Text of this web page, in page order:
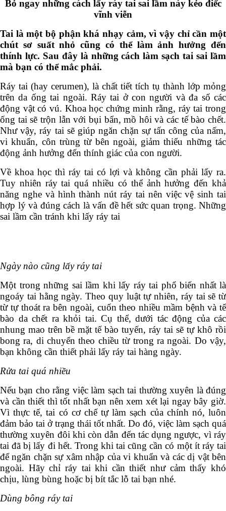
Bỏ ngay những cách lấy ráy tai sai lầm này kẻo điếc
vĩnh viễn
Tai là một bộ phận khá nhạy cảm, vì vậy chỉ cần một
chút sơ suất nhỏ cũng có thể làm ảnh hưởng đến
thính lực. Sau đây là những cách làm sạch tai sai lầm
mà bạn có thể mắc phải.
Ráy tai (hay cerumen), là chất tiết tích tụ thành lớp mỏng
trên da ống tai ngoài. Ráy tai ở con người và đa số các
động vật có vú. Khoa học chứng minh rằng, ráy tai trong
ống tai sẽ trộn lẫn với bụi bẩn, mồ hôi và các tế bào chết.
Như vậy, ráy tai sẽ giúp ngăn chặn sự tấn công của nấm,
vi khuẩn, côn trùng từ bên ngoài, giảm thiểu những tác
động ảnh hưởng đến thính giác của con người.
Về khoa học thì ráy tai có lợi và không cần phải lấy ra.
Tuy nhiên ráy tai quá nhiều có thể ảnh hưởng đến khả
năng nghe và hình thành nút ráy tai nên việc vệ sinh tai
hợp lý và đúng cách là vấn đề hết sức quan trọng. Những
sai lầm cần tránh khi lấy ráy tai
Ngày nào cũng lấy ráy tai
Một trong những sai lầm khi lấy ráy tai phổ biến nhất là
ngoáy tai hằng ngày. Theo quy luật tự nhiên, ráy tai sẽ từ
từ tự thoát ra bên ngoài, cuốn theo nhiều mầm bệnh và tế
bào da chết ra khỏi tai. Cụ thể, dưới tác động của các
nhung mao trên bề mặt tế bào tuyến, ráy tai sẽ tự khô rồi
bong ra, di chuyển theo chiều từ trong ra ngoài. Do vậy,
bạn không cần thiết phải lấy ráy tai hàng ngày.
Rửa tai quá nhiều
Nếu bạn cho rằng việc làm sạch tai thường xuyên là đúng
và cần thiết thì tốt nhất bạn nên xem xét lại ngay bây giờ.
Vì thực tế, tai có cơ chế tự làm sạch của chính nó, luôn
đảm bảo tai ở trạng thái tốt nhất. Do đó, việc làm sạch quá
thường xuyên đôi khi còn dẫn đến tác dụng ngược, vì ráy
tai đã bị lấy đi hết. Trong khi tai cũng cần có một ít ráy tai
để ngăn chặn sự xâm nhập của vi khuẩn và các dị vật bên
ngoài. Hãy chỉ ráy tai khi cần thiết như cảm thấy khó
chịu, lùng bùng hoặc bị bít tắc lỗ tai bạn nhé.
Dùng bông ráy tai